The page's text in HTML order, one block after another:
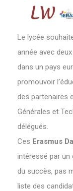
Le lycée
année avec
dans un pays
promouvoir
des partenaires
Générales et
délégués.
Ces Erasmus
intéressé par un
du succès, pas
liste des